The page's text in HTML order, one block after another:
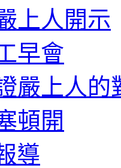
上人開示
早會
嚴上人的
頓開
導